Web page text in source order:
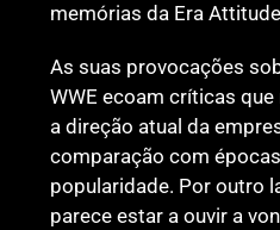
memórias da Era
As suas provocações
WWE ecoam críticas
a direção atual da
comparação com
popularidade. Por outro
parece estar a ouvir a